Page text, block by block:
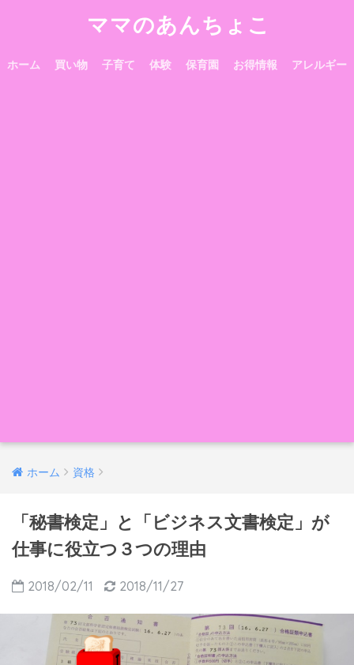
ママのあんちょこ
ホーム 買い物 子育て 体験 保育園 お得情報 アレルギー
ホーム 資格
「秘書検定」と「ビジネス文書検定」が
仕事に役立つ３つの理由
2018/02/11 2018/11/27